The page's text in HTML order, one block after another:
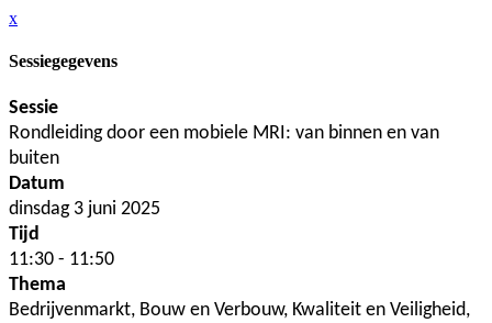
x
Sessiegegevens
Sessie
Rondleiding door een mobiele MRI: van binnen en van
buiten
Datum
dinsdag 3 juni 2025
Tijd
11:30 - 11:50
Thema
Bedrijvenmarkt, Bouw en Verbouw, Kwaliteit en Veiligheid,